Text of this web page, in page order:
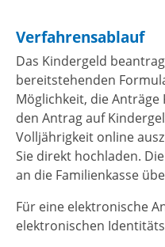
Verfahrensablauf
Das Kindergeld
bereitstehenden
Möglichkeit, die
den Antrag auf
Volljährigkeit online
Sie direkt hochladen.
an die Familienkasse
Für eine elektronische
elektronischen